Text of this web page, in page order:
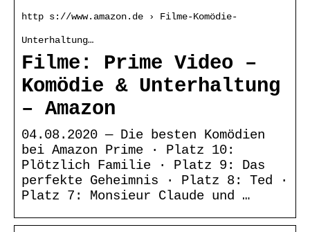
http s://www.amazon.de › Filme-Komödie-
Unterhaltung…
Filme: Prime Video –
Komödie & Unterhaltung
– Amazon
04.08.2020 — Die besten Komödien
bei Amazon Prime · Platz 10:
Plötzlich Familie · Platz 9: Das
perfekte Geheimnis · Platz 8: Ted ·
Platz 7: Monsieur Claude und …